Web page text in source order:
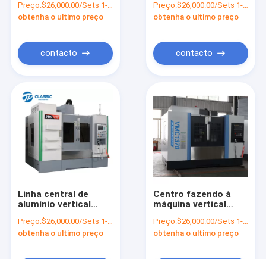
Produtos
Sobre nós
Excursão da fábrica
HMC500 do CNC para
fazer à máquina do
Preço:$26,000.00/Sets 1-1 Sets
obtenha o ultimo preço
contacto
trituração horizontal
HMC630 do CNC para
Preço:$26,000.00/Sets 1-1 Sets
obtenha o ultimo preço
contacto
Linha central de
alumínio vertical
fazendo à máquina
VMC1270 4 do CNC
Preço:$26,000.00/Sets 1-2 Sets
obtenha o ultimo preço
Centro fazendo à
máquina vertical
Taiwan da precisão
máquina de
Preço:$26,000.00/Sets 1-2 Sets
obtenha o ultimo preço